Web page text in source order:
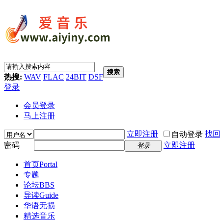
热搜: WAV FLAC 24BIT DSF
搜索
登录
会员登录
马上注册
立即注册 自动登录 找
密码
登录 立即注册
首页Portal
专题
论坛BBS
导读Guide
华语无损
精选音乐